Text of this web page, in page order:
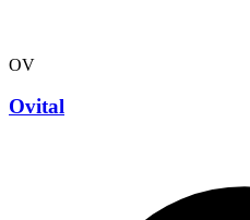
OV
Ovital